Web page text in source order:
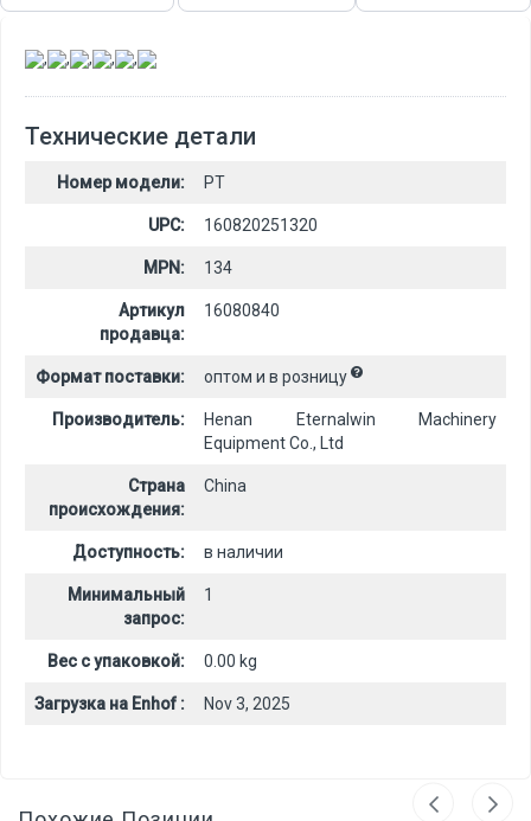
, , , , ,
Технические детали
Номер модели: PT
UPC: 160820251320
MPN: 134
Артикул
продавца:
16080840
Формат поставки: оптом и в розницу
Производитель:
Henan Eternalwin Machinery
Equipment Co., Ltd
Страна
происхождения:
China
Доступность: в наличии
Минимальный
запрос:
1
Вес с упаковкой: 0.00 kg
Загрузка на Enhof : Nov 3, 2025